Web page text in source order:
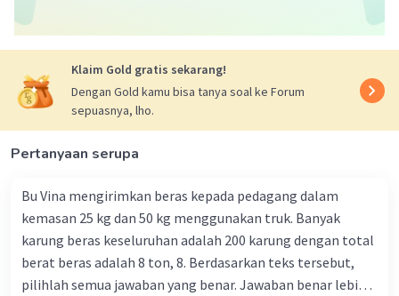
Klaim Gold gratis sekarang!
Dengan Gold kamu bisa tanya soal ke Forum
sepuasnya, lho.
Pertanyaan serupa
Bu Vina mengirimkan beras kepada pedagang dalam
kemasan 25 kg dan 50 kg menggunakan truk. Banyak
karung beras keseluruhan adalah 200 karung dengan total
berat beras adalah 8 ton, 8. Berdasarkan teks tersebut,
pilihlah semua jawaban yang benar. Jawaban benar lebih